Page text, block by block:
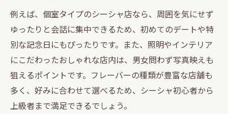
まる理由
おしゃれな道玄坂シーシャバーの選び方と
魅力
道玄坂シーシャデートで試したい人気フレ
ーバー
シーシャ好き男女に人気の神泉デートコース
例えば、個室タイプのシーシャ店なら、周囲を気にせず
ゆったりと会話に集中できるため、初めてのデートや特
別な記念日にもぴったりです。また、照明やインテリア
にこだわったおしゃれな店内は、男女問わず写真映えも
狙えるポイントです。フレーバーの種類が豊富な店舗も
多く、好みに合わせて選べるため、シーシャ初心者から
上級者まで満足できるでしょう。